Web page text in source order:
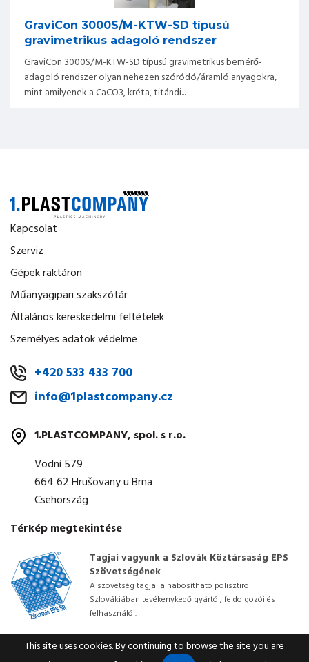
GraviCon 3000S/M-KTW-SD típusú
gravimetrikus adagoló rendszer
GraviCon 3000S/M-KTW-SD típusú gravimetrikus bemérő-
adagoló rendszer olyan nehezen szóródó/áramló anyagokra,
mint amilyenek a CaCO3, kréta, titándi...
Kapcsolat
Szerviz
Gépek raktáron
Műanyagipari szakszótár
Általános kereskedelmi feltételek
Személyes adatok védelme
+420 533 433 700
info@1plastcompany.cz
1.PLASTCOMPANY, spol. s r.o.
Vodní 579
664 62 Hrušovany u Brna
Csehország
Térkép megtekintése
Tagjai vagyunk a Szlovák Köztársaság EPS
Szövetségének
A szövetség tagjai a habosítható polisztirol
Szlovákiában tevékenykedő gyártói, feldolgozói és
felhasználói.
This site uses cookies. By continuing to browse the site you are